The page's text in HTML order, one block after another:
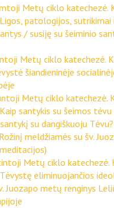
Metų ciklo katechezė.
patologijos, sutrikimai
/ susiję su šeiminio
Metų ciklo katechezė.
šiandieninėje
Metų ciklo katechezė.
santykis su šeimos tėvu
su dangiškuoju Tėvu?
meldžiamės su šv.
Metų ciklo katechezė.
eliminuojančios
Juozapo metų renginys